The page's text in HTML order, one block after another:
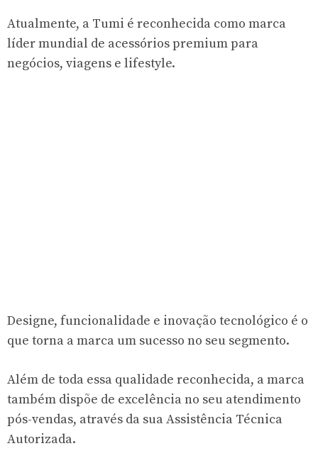
Atualmente, a Tumi é reconhecida como marca
líder mundial de acessórios premium para
negócios, viagens e lifestyle.
Designe, funcionalidade e inovação tecnológico é o
que torna a marca um sucesso no seu segmento.
Além de toda essa qualidade reconhecida, a marca
também dispõe de excelência no seu atendimento
pós-vendas, através da sua Assistência Técnica
Autorizada.